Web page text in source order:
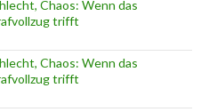
Chaos: Wenn das
trifft
Chaos: Wenn das
trifft